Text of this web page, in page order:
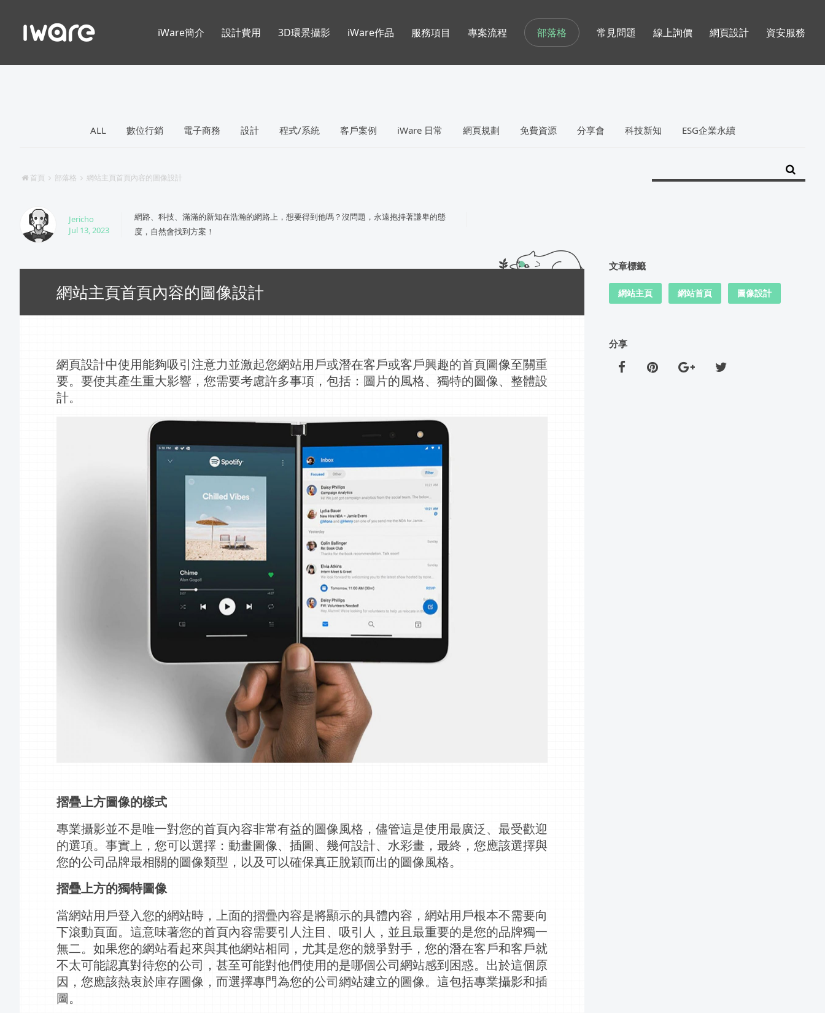
部落格
ALL 數位行銷 電子商務 設計 程式/系統 客戶案例 iWare 日常 網頁規劃 免費資源 分享會 科技新知 ESG企業永續
首頁 部落格 網站主頁首頁內容的圖像設計
Jericho
Jul 13, 2023
網路、科技、滿滿的新知在浩瀚的網路上，想要得到他嗎？沒問題，永遠抱持著謙卑的態
度，自然會找到方案！
網站主頁首頁內容的圖像設計
網頁設計中使用能夠吸引注意力並激起您網站用戶或潛在客戶或客戶興趣的首頁圖像至關重
要。要使其產生重大影響，您需要考慮許多事項，包括：圖片的風格、獨特的圖像、整體設
計。
摺疊上方圖像的樣式
專業攝影並不是唯一對您的首頁內容非常有益的圖像風格，儘管這是使用最廣泛、最受歡迎
的選項。事實上，您可以選擇：動畫圖像、插圖、幾何設計、水彩畫，最終，您應該選擇與
您的公司品牌最相關的圖像類型，以及可以確保真正脫穎而出的圖像風格。
摺疊上方的獨特圖像
當網站用戶登 入您的網站時，上面的摺疊內容是將顯示的具體內容，網站用戶根本不需要向
下滾動頁面。這意味著您的首頁內容需要引人注目、吸引人，並且最重要的是您的品牌獨一
無二。如果您的網站看起來與其他網站相同，尤其是您的競爭對手，您的潛在客戶和客戶就
不太可能認真對待您的公司，甚至可能對他們使用的是哪個公司網站感到困惑。出於這個原
因，您應該熱衷於庫存圖像，而選擇專門為您的公司網站建立的圖像。這包括專業攝影和插
圖。
文章標籤
網站主頁 網站首頁 圖像設計
分享